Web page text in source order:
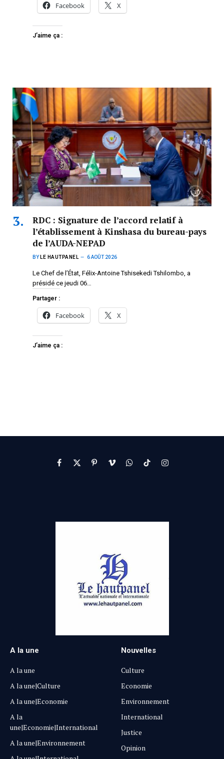
Facebook X
J’aime ça :
RDC : Signature de l’accord relatif à
l’établissement à Kinshasa du bureau-pays
de l’AUDA-NEPAD
BY LE HAUTPANEL 6 AOÛT 2026
Le Chef de l’État, Félix-Antoine Tshisekedi Tshilombo, a
présidé ce jeudi 06…
Partager :
Facebook X
J’aime ça :
Facebook
X
PinterestVimeoWhatsApp
TikTokInstagram
A la une
A la une
A la une|Culture
A la une|Economie
A la
une|Economie|International
A la une|Environnement
Nouvelles
Culture
Economie
Environnement
International
Justice
Opinion